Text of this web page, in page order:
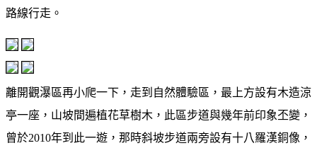
路線行走。
離開觀瀑區再小爬一下，走到自然體驗區，最上方設有木造涼
亭一座，山坡間遍植花草樹木，此區步道與幾年前印象丕變，
曾於2010年到此一遊，那時斜坡步道兩旁設有十八羅漢銅像，